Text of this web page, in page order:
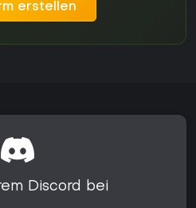
erstellen
Discord bei